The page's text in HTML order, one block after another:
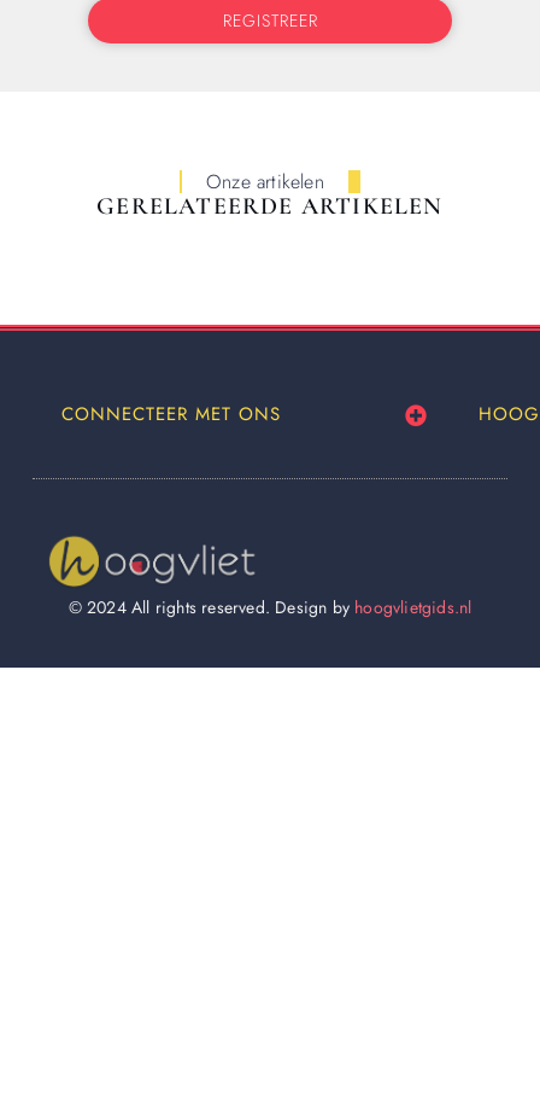
REGISTREER
Onze artikelen
GERELATEERDE ARTIKELEN
CONNECTEER MET ONS
© 2024 All rights reserved. Design by hoogvlietgids.nl